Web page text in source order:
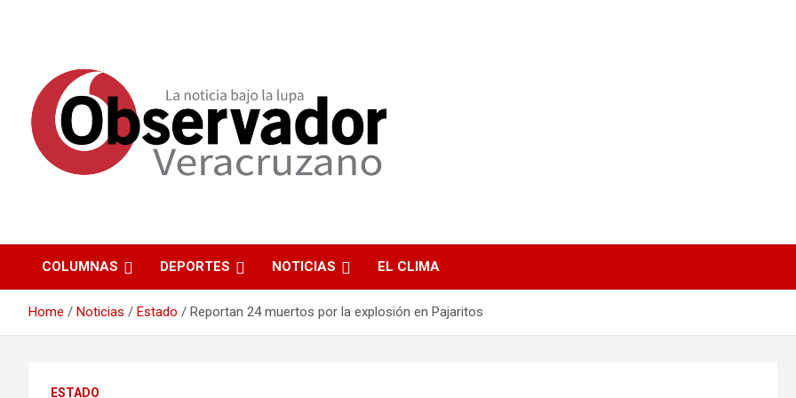
Veracruzano
COLUMNAS DEPORTES NOTICIAS EL CLIMA
Home Noticias Estado Reportan 24 muertos por la explosión en Pajaritos
ESTADO